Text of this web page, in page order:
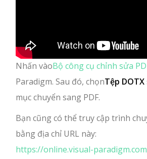
Nhấn vàoBộ công cụ chỉnh sửa
Paradigm. Sau đó, chọnTệp DOTX
mục chuyển sang PDF.
Bạn cũng có thể truy cập trình
bằng địa chỉ URL này:
https://online.visual-